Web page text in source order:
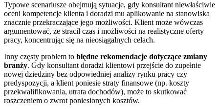
Typowe scenariusze obejmują sytuacje, gdy konsultant niewłaściwie
oceni kompetencje klienta i doradzi mu aplikowanie na stanowiska
znacznie przekraczające jego możliwości. Klient może wówczas
argumentować, że stracił czas i możliwości na realistyczne oferty
pracy, koncentrując się na nieosiągalnych celach.
Inny częsty problem to błędne rekomendacje dotyczące zmiany
branży. Gdy konsultant doradzi klientowi przejście do zupełnie
nowej dziedziny bez odpowiedniej analizy rynku pracy czy
predyspozycji, a klient poniesie straty finansowe (np. koszty
przekwalifikowania, utrata dochodów), może to skutkować
roszczeniem o zwrot poniesionych kosztów.